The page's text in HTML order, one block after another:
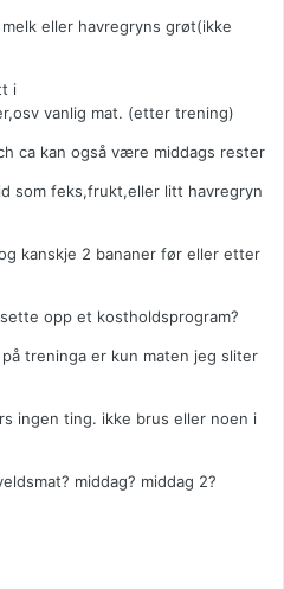
eller havregryns grøt(ikke
i
vanlig mat. (etter trening)
ca kan også være middags rester
som feks,frukt,eller litt havregryn
kanskje 2 bananer før eller etter
opp et kostholdsprogram?
treninga er kun maten jeg sliter
ingen ting. ikke brus eller noen i
middag? middag 2?